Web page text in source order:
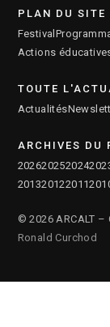
PLAN DU SITE
Festival
Actions
TOUTE
Actualités
ARCHIVES DU
202620252024
201320122011
© 2026 ARCALT –
Ronald Curchod